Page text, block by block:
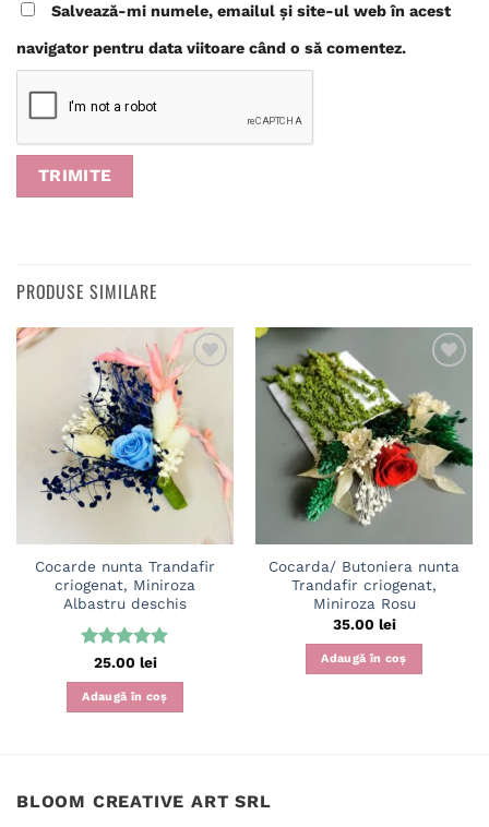
Salvează-mi numele, emailul și site-ul web în acest
navigator pentru data viitoare când o să comentez.
PRODUSE SIMILARE
Adaugă
wishlist
Cocarde nunta Trandafir
criogenat, Miniroza
Albastru deschis
Evaluat la
5din 5
25.00 lei
Adaugă în coș
în
wishlist
Cocarda/ Butoniera nunta
Trandafir criogenat,
Miniroza Rosu
35.00 lei
Adaugă în coș
BLOOM CREATIVE ART SRL